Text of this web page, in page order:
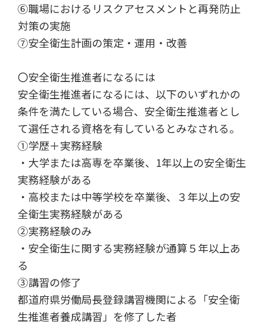
⑥職場におけるリスクアセスメントと再発防止
対策の実施
⑦安全衛生計画の策定・運用・改善
〇安全衛生推進者になるには
安全衛生推進者になるには、以下のいずれかの
条件を満たしている場合、安全衛生推進者とし
て選任される資格を有しているとみなされる。
➀学歴＋実務経験
・大学または高専を卒業後、1年以上の安全衛生
実務経験がある
・高校または中等学校を卒業後、３年以上の安
全衛生実務経験がある
➁実務経験のみ
・安全衛生に関する実務経験が通算５年以上あ
る
③講習の修了
都道府県労働局長登録講習機関による「安全衛
生推進者養成講習」を修了した者